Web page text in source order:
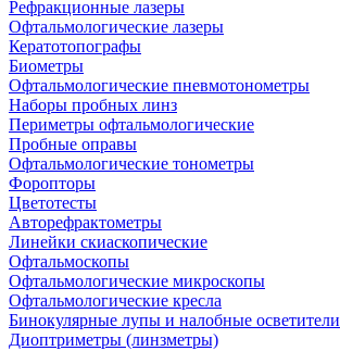
Рефракционные лазеры
Офтальмологические лазеры
Кератотопографы
Биометры
Офтальмологические пневмотонометры
Наборы пробных линз
Периметры офтальмологические
Пробные оправы
Офтальмологические тонометры
Форопторы
Цветотесты
Авторефрактометры
Линейки скиаскопические
Офтальмоскопы
Офтальмологические микроскопы
Офтальмологические кресла
Бинокулярные лупы и налобные осветители
Диоптриметры (линзметры)